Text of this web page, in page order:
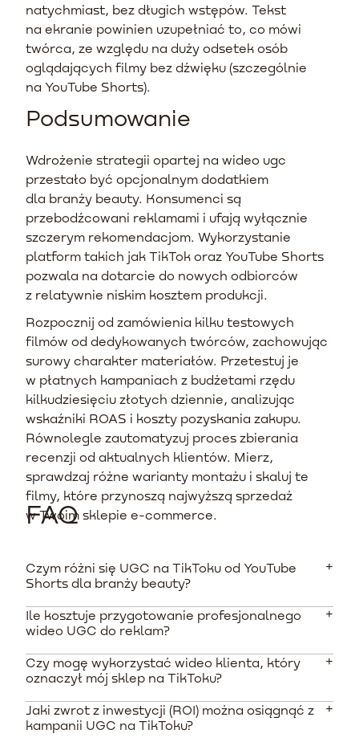
natychmiast, bez długich wstępów. Tekst
na ekranie powinien uzupełniać to, co mówi
twórca, ze względu na duży odsetek osób
oglądających filmy bez dźwięku (szczególnie
na YouTube Shorts).
Podsumowanie
Wdrożenie strategii opartej na wideo ugc
przestało być opcjonalnym dodatkiem
dla branży beauty. Konsumenci są
przebodźcowani reklamami i ufają wyłącznie
szczerym rekomendacjom. Wykorzystanie
platform takich jak TikTok oraz YouTube Shorts
pozwala na dotarcie do nowych odbiorców
z relatywnie niskim kosztem produkcji.
Rozpocznij od zamówienia kilku testowych
filmów od dedykowanych twórców, zachowując
surowy charakter materiałów. Przetestuj je
w płatnych kampaniach z budżetami rzędu
kilkudziesięciu złotych dziennie, analizując
wskaźniki ROAS i koszty pozyskania zakupu.
Równolegle zautomatyzuj proces zbierania
recenzji od aktualnych klientów. Mierz,
sprawdzaj różne warianty montażu i skaluj te
filmy, które przynoszą najwyższą sprzedaż
w Twoim sklepie e-commerce.
FAQ
Czym różni się UGC na TikToku od YouTube
Shorts dla branży beauty?
TikTok opiera się na szybkich trendach dźwiękowych i
YouTube Shorts integruje się z wyszukiwarką Google,
co pozwala filmom na pozycjonowanie się i
Ile kosztuje przygotowanie profesjonalnego
wideo UGC do reklam?
Koszty pojedynczego materiału od
220 PLN (51 EUR), a stawki bardziej doświadczonych
osób mogą wynosić od 600 do 1200 PLN za pakiet kilku
Czy mogę wykorzystać wideo klienta, który
oznaczył mój sklep na TikToku?
Nie, samo oznaczenie nie daje praw do komercyjnego
Jaki zwrot z inwestycji (ROI) można osiągnąć z
kampanii UGC na TikToku?